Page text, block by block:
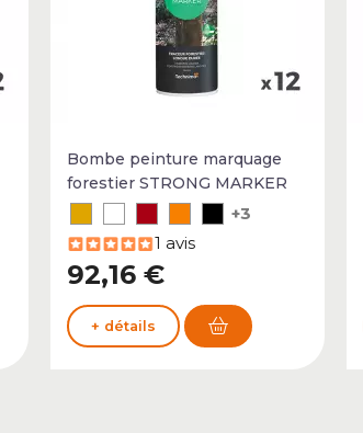
Bombe peinture marquage
forestier STRONG MARKER
+3
1 avis
92,16 €
+ détails